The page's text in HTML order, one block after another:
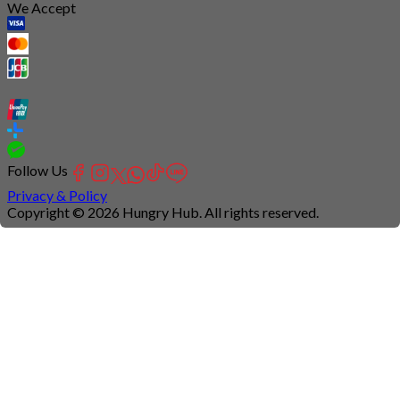
We Accept
Follow Us
Privacy & Policy
Copyright © 2026 Hungry Hub. All rights reserved.
Connection